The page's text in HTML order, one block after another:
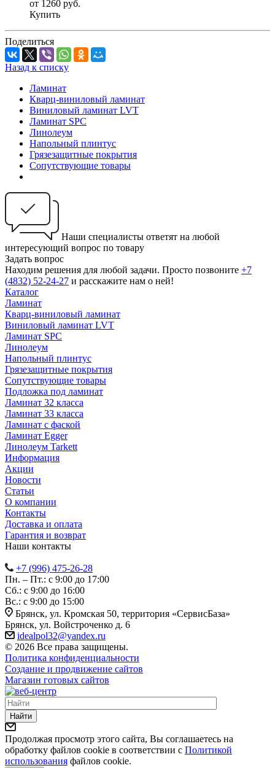
от 1260 руб.
Купить
Поделиться
Назад к списку
Ламинат
Кварц-виниловый ламинат
Виниловый ламинат LVT
Ламинат SPC
Линолеум
Напольный плинтус
Грязезащитные покрытия
Сопутствующие товары
Наши специалисты ответят на любой
интересующий вопрос по товару
Задать вопрос
Находим решения для любой задачи. Просто позвоните +7
(4832) 52-24-27 и расскажите нам о ней!
Каталог
Ламинат
Кварц-виниловый ламинат
Виниловый ламинат LVT
Ламинат SPC
Линолеум
Напольный плинтус
Грязезащитные покрытия
Сопутствующие товары
Подложка под ламинат
Ламинат 32 класса
Ламинат 33 класса
Ламинат с фаской
Ламинат Egger
Линолеум Tarkett
Информация
Акции
Новости
Статьи
О компании
Контакты
Доставка и оплата
Гарантия и возврат
Наши контакты
+7 (996) 475-26-28
Пн. – Пт.: с 9:00 до 17:00
Сб.: с 9:00 до 16:00
Bc.: с 9:00 до 15:00
Брянск, ул. Кромская 50, территория «СервисБаза»
Брянск, ул. Войстроченко д. 6
idealpol32@yandex.ru
© 2026 Все права защищены.
Политика конфиденциальности
Создание и продвижение сайтов
Магазин готовых сайтов
Найти
Продолжая просмотр этого сайта, Вы соглашаетесь на
обработку файлов cookie в соответствии с Политикой
использования файлов cookie.